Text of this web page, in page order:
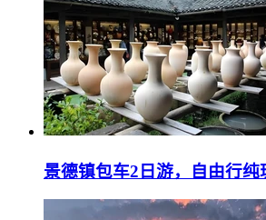
景德镇包车2日游，自由行纯